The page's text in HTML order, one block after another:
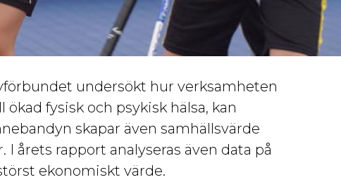
undersökt hur verksamheten
fysisk och psykisk hälsa, kan
skapar även samhällsvärde
årets rapport analyseras även data på
ekonomiskt värde.